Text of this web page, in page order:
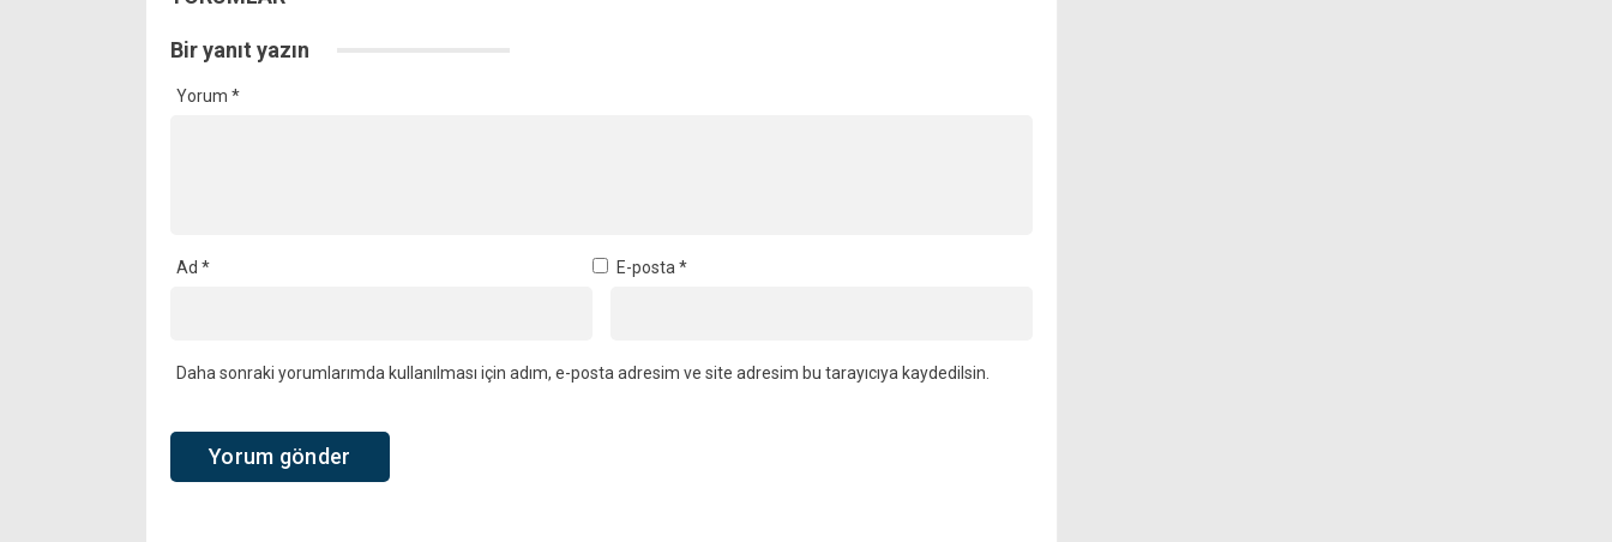
Bir yanıt yazın
Yorum *
Ad * E-posta *
Daha sonraki yorumlarımda kullanılması için adım, e-posta adresim ve site adresim bu tarayıcıya kaydedilsin.